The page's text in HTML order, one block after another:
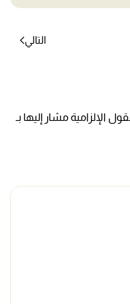
التالي
الإلزامية مشار إليها بـ